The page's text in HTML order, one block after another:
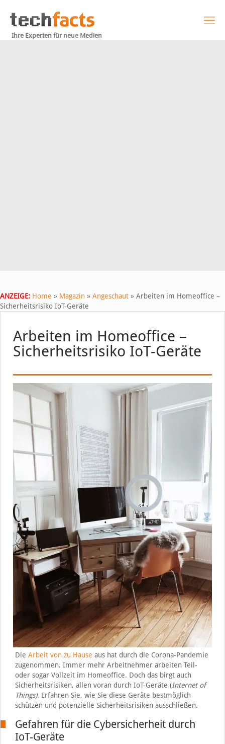
Ihre Experten für neue Medien
ANZEIGE: Home » Magazin » Angeschaut » Arbeiten im Homeoffice –
Sicherheitsrisiko IoT-Geräte
Arbeiten im Homeoffice –
Sicherheitsrisiko IoT-Geräte
Die Arbeit von zu Hause aus hat durch die Corona-Pandemie
zugenommen. Immer mehr Arbeitnehmer arbeiten Teil-
oder sogar Vollzeit im Homeoffice. Doch das birgt auch
Sicherheitsrisiken, allen voran durch IoT-Geräte (Internet of
Things). Erfahren Sie, wie Sie diese Geräte bestmöglich
schützen und potenzielle Sicherheitsrisiken ausschließen.
Gefahren für die Cybersicherheit durch
IoT-Geräte